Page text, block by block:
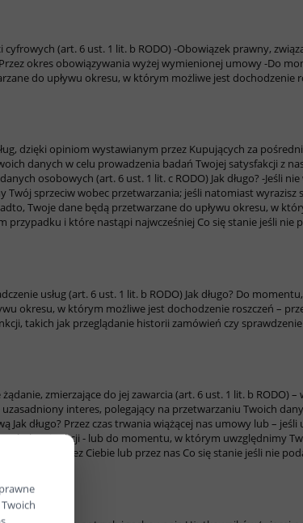
(art. 6 ust. 1 lit. b RODO)-Obowiązek prawny,
okres obowiązywania wyżej wymienionej umowy-Do
do upływu okresu, w którym możliwe jest dochodzenie
dzięki opiniom wystawianym przez Kupujących za
danych w celu prowadzenia badań Twojej satysfakcji z
osobowych (art. 6 ust. 1 lit. c RODO) Jak długo? -Jeśli
sprzeciw wobec przetwarzania; jeśli natomiast wyrazisz
Twoje dane będą przetwarzane do upływu okresu, w
przypadku i które nastąpi najwcześniej Co się stanie jeśli nie
usług (art. 6 ust. 1 lit. b RODO) Jak długo? Do
okresu, w którym możliwe jest dochodzenie roszczeń –
takich jak przeglądanie historii zamówień czy
zmierzające do jej zawarcia (art. 6 ust. 1 lit. b RODO) –
interes, polegający na przetwarzaniu Twoich
Jak długo? Przez czas trwania wiążącej nas umowy lub – jeśli
tabelę tej sekcji - lub do momentu, w którym uwzględnimy
– przez Ciebie lub przez nas Co się stanie jeśli nie